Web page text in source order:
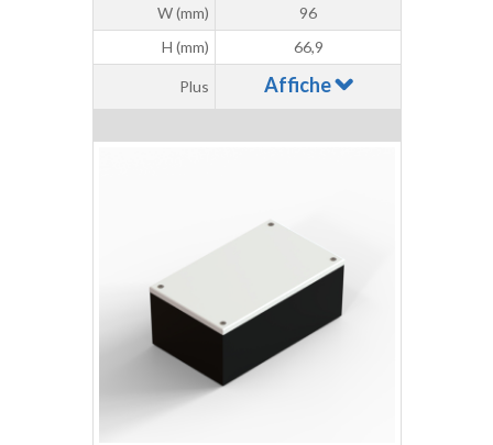
W (mm)
96
H (mm)
66,9
Plus Affiche